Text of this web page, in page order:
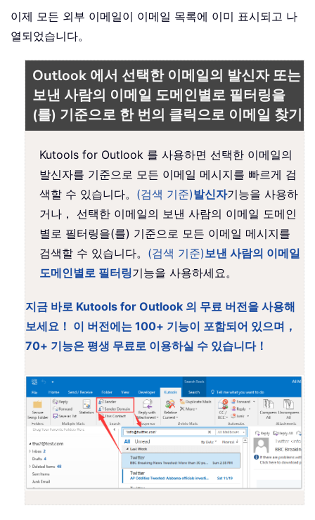
이제 모든 외부 이메일이 이메일 목록에 이미 표시되고 나
열되었습니다。
Outlook 에서 선택한 이메일의 발신자 또는
보낸 사람의 이메일 도메인별로 필터링을
(를) 기준으로 한 번의 클릭으로 이메일 찾기
Kutools for Outlook 를 사용하면 선택한 이메일의
발신자를 기준으로 모든 이메일 메시지를 빠르게 검
색할 수 있습니다。 (검색 기준)발신자기능을 사용하
거나， 선택한 이메일의 보낸 사람의 이메일 도메인
별로 필터링을(를) 기준으로 모든 이메일 메시지를
검색할 수 있습니다。 (검색 기준) 보낸 사람의 이메일
도메인별로 필터링기능을 사용하세요。
지금 바로 Kutools for Outlook 의 무료 버전을 사용해
보세요！ 이 버전에는 100+ 기능이 포함되어 있으며，
70+ 기능은 평생 무료로 이용하실 수 있습니다！